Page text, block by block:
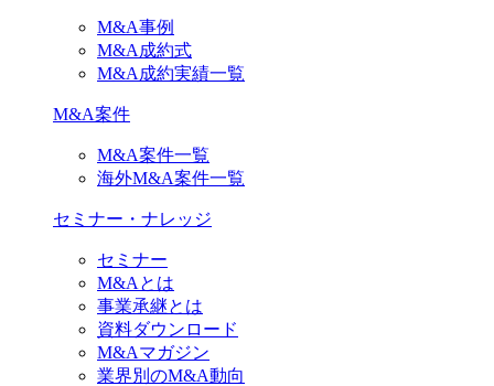
M&A事例
M&A成約式
M&A成約実績一覧
M&A案件
M&A案件一覧
海外M&A案件一覧
セミナー・ナレッジ
セミナー
M&Aとは
事業承継とは
資料ダウンロード
M&Aマガジン
業界別のM&A動向